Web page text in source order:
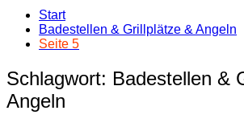
Start
Badestellen & Grillplätze & Angeln
Seite 5
Schlagwort: Badestellen &
Angeln